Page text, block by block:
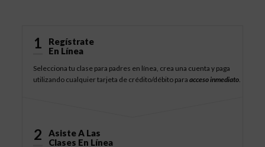
1
Regístrate
En Línea
Selecciona tu clase para padres en línea, crea una cuenta y paga
utilizando cualquier tarjeta de crédito/débito paraacceso inmediato.
2
Asiste A Las
Clases En Línea